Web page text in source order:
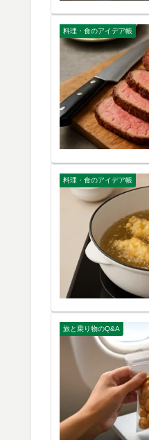
料理・食のアイデア帳
料理・食のアイデア帳
旅と乗り物のQ&A